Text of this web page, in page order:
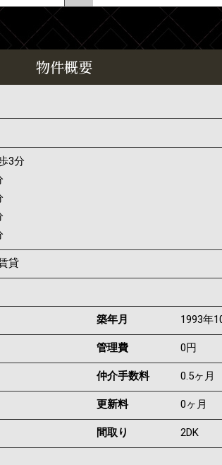
物件概要
3分
貸
築年月 1993年
管理費 0円
仲介手数料 0.5ヶ月
更新料 0ヶ月
間取り 2DK